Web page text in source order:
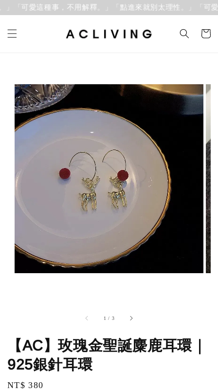
「可愛這種事，不用解釋。」 「點進來就別太理性。」「可愛
1 / 3
【AC】玫瑰金聖誕麋鹿耳環｜
925銀針耳環
Regular
NT$ 380